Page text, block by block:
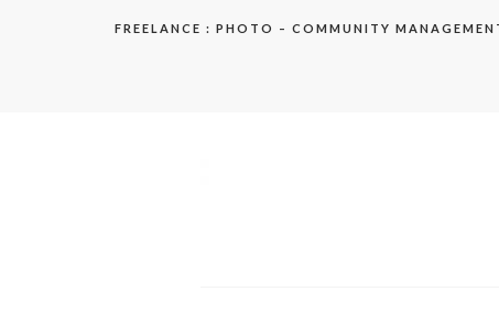
FREELANCE : PHOTO – COMMUNITY